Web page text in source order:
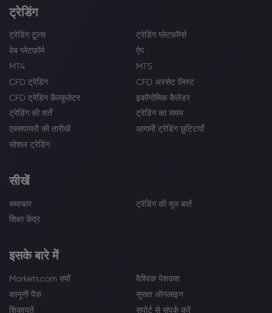
ट्रेडिंग
ट्रेडिंग टूल्स
ट्रेडिंग प्लेटफ़ॉर्म्स
वेब प्लेटफ़ॉर्म
ऐप
MT4
MT5
CFD ट्रेडिंग
CFD अस्सेट लिस्ट
CFD ट्रेडिंग कैल्कुलेटर
इकॉनोमिक कैलेंडर
ट्रेडिंग की शर्तें
ट्रेडिंग का समय
एक्सपायरी की तारीखें
आगामी ट्रेडिंग छुट्टियाँ
सोशल ट्रेडिंग
सीखें
समाचार
ट्रेडिंग की मूल बातें
शिक्षा केंद्र
इसके बारे में
Markets.com क्यों
वैश्विक पेशकश
कानूनी पैक
सुरक्षा ऑनलाइन
शिकायतें
सपोर्ट से संपर्क करें